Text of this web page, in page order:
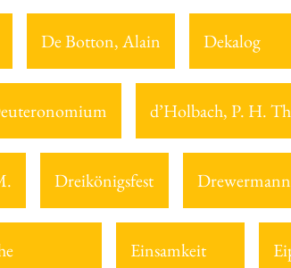
De Botton, Alain Dekalog
d’Holbach, P. H.
Dreikönigsfest
Einsamkeit